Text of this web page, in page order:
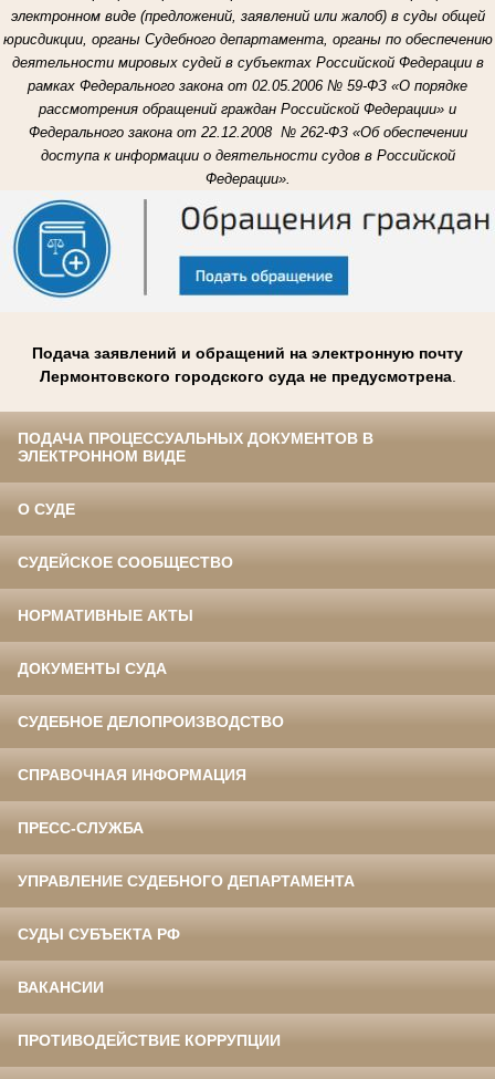
электронном виде (предложений, заявлений или жалоб) в суды общей
юрисдикции, органы Судебного департамента, органы по обеспечению
деятельности мировых судей в субъектах Российской Федерации в
рамках Федерального закона от 02.05.2006 № 59-ФЗ «О порядке
рассмотрения обращений граждан Российской Федерации» и
Федерального закона от 22.12.2008 № 262-ФЗ «Об обеспечении
доступа к информации о деятельности судов в Российской
Федерации».
Подача заявлений и обращений на электронную почту
Лермонтовского городского суда не предусмотрена.
ПОДАЧА ПРОЦЕССУАЛЬНЫХ ДОКУМЕНТОВ В
ЭЛЕКТРОННОМ ВИДЕ
О СУДЕ
СУДЕЙСКОЕ СООБЩЕСТВО
НОРМАТИВНЫЕ АКТЫ
ДОКУМЕНТЫ СУДА
СУДЕБНОЕ ДЕЛОПРОИЗВОДСТВО
СПРАВОЧНАЯ ИНФОРМАЦИЯ
ПРЕСС-СЛУЖБА
УПРАВЛЕНИЕ СУДЕБНОГО ДЕПАРТАМЕНТА
СУДЫ СУБЪЕКТА РФ
ВАКАНСИИ
ПРОТИВОДЕЙСТВИЕ КОРРУПЦИИ